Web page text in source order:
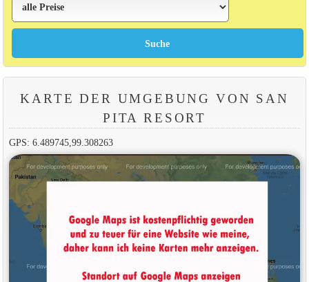
KARTE DER UMGEBUNG VON SAN
PITA RESORT
GPS: 6.489745,99.308263